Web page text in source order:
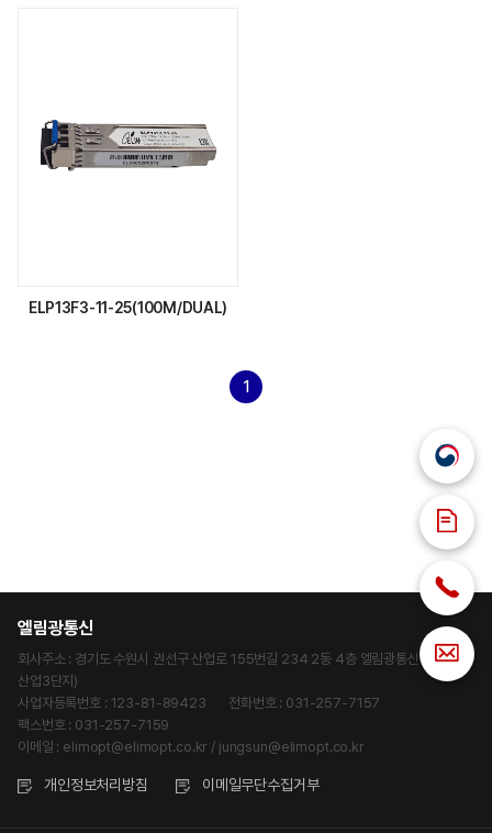
ELP13F3-11-25(100M/DUAL)
1
엘림광통신
회사주소 : 경기도 수원시 권선구 산업로 155번길 234 2동 4층 엘림광통신 (고색동,
산업3단지)
사업자등록번호 : 123-81-89423
전화번호 : 031-257-7157
팩스번호 : 031-257-7159
이메일 : elimopt@elimopt.co.kr / jungsun@elimopt.co.kr
개인정보처리방침 이메일무단수집거부